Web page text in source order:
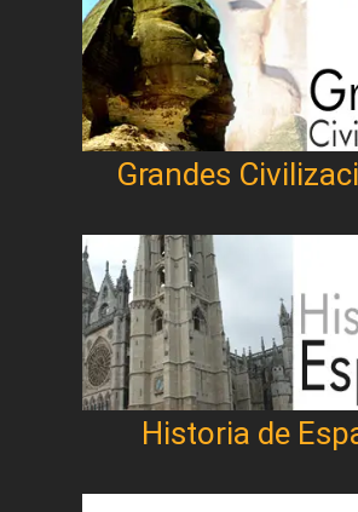
Grandes
Historia de